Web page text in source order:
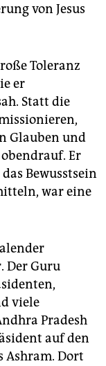
von Jesus
Toleranz
er
Statt die
Glauben und
Er
Bewusstsein
war eine
Der Guru
viele
Pradesh
auf den
Ashram. Dort